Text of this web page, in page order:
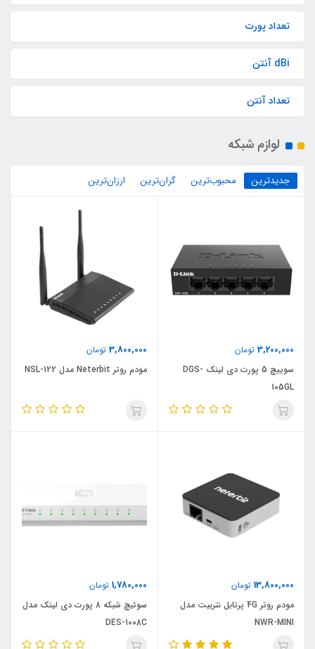
تعداد پورت
dBi آنتن
تعداد آنتن
لوازم شبکه
جدیدترین محبوب‌ترین گران‌ترین ارزان‌ترین
3,200,000 تومان
سوییچ 5 پورت دی لینک DGS-
105GL
3,800,000 تومان
مودم روتر Neterbit مدل NSL-122
13,800,000 تومان
مودم روتر 4G پرتابل نتربیت مدل
NWR-MINI
1,780,000 تومان
سوئیچ شبکه 8 پورت دی لینک مدل
DES-1008C